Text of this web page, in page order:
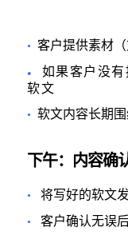
•客户提供素材
• 如果客户没
软文
•软文内容长期
下午： 内容确
• 将写好的软文
• 客户确认无误